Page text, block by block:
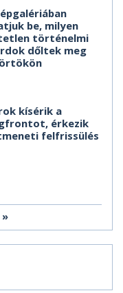
be, milyen
történelmi
dőltek meg
kísérik a
érkezik
felfrissülés